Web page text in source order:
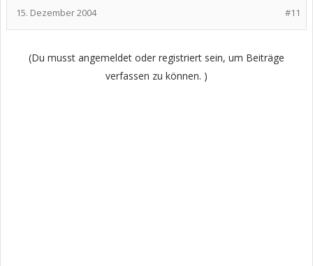
#11
15. Dezember 2004
(Du musst angemeldet oder registriert sein, um Beiträge
verfassen zu können. )